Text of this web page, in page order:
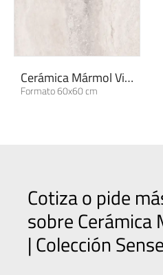
Cerámica Mármol Vittoria | Colección Sen...
Formato 60x60 cm
Cotiza o pide
sobre Cerámica
| Colección Sense